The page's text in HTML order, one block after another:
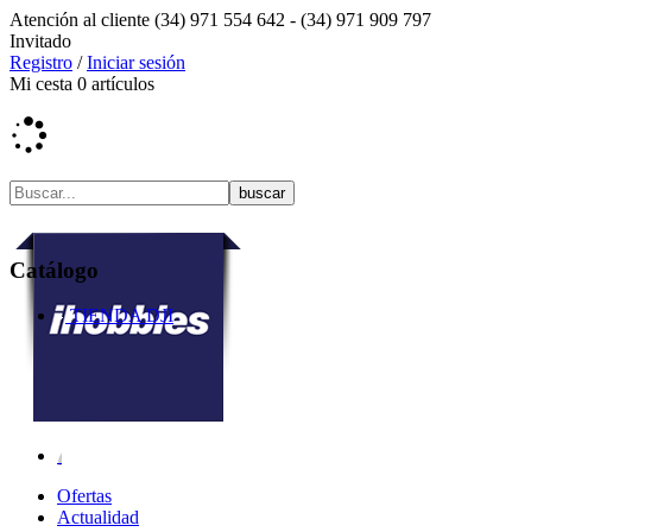
Atención al cliente (34) 971 554 642 - (34) 971 909 797
Invitado
Registro /Iniciar sesión
Mi cesta 0 artículos
Ofertas
Actualidad
Catálogo
TIENDA DJI